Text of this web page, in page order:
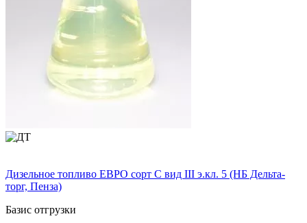
Дизельное топливо ЕВРО сорт C вид III э.кл. 5 (НБ Дельта-
торг, Пенза)
Базис отгрузки